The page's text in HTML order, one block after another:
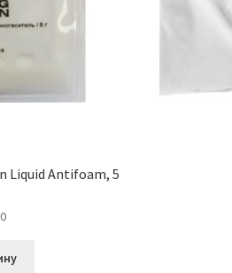
Liquid Antifoam, 5